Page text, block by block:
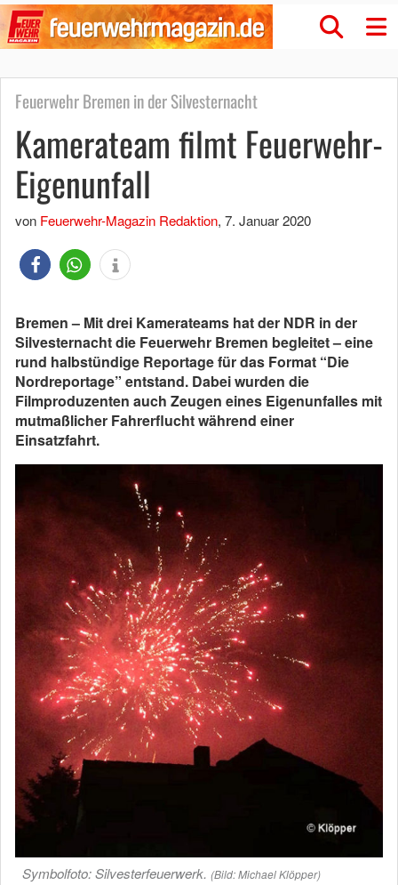
Feuerwehr Bremen in der Silvesternacht
Kamerateam filmt Feuerwehr-
Eigenunfall
von Feuerwehr-Magazin Redaktion, 7. Januar 2020
Bremen – Mit drei Kamerateams hat der NDR in der
Silvesternacht die Feuerwehr Bremen begleitet – eine
rund halbstündige Reportage für das Format “Die
Nordreportage” entstand. Dabei wurden die
Filmproduzenten auch Zeugen eines Eigenunfalles mit
mutmaßlicher Fahrerflucht während einer
Einsatzfahrt.
Symbolfoto: Silvesterfeuerwerk. (Bild: Michael Klöpper)